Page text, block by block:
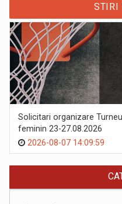
STIRI
Solicitari organizare
feminin 23-27.08.2026
2026-08-07 14:09:59